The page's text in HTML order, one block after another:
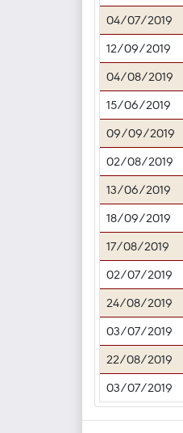
04/07/2019
12/09/2019
04/08/2019
15/06/2019
09/09/2019
02/08/2019
13/06/2019
18/09/2019
17/08/2019
02/07/2019
24/08/2019
03/07/2019
22/08/2019
03/07/2019